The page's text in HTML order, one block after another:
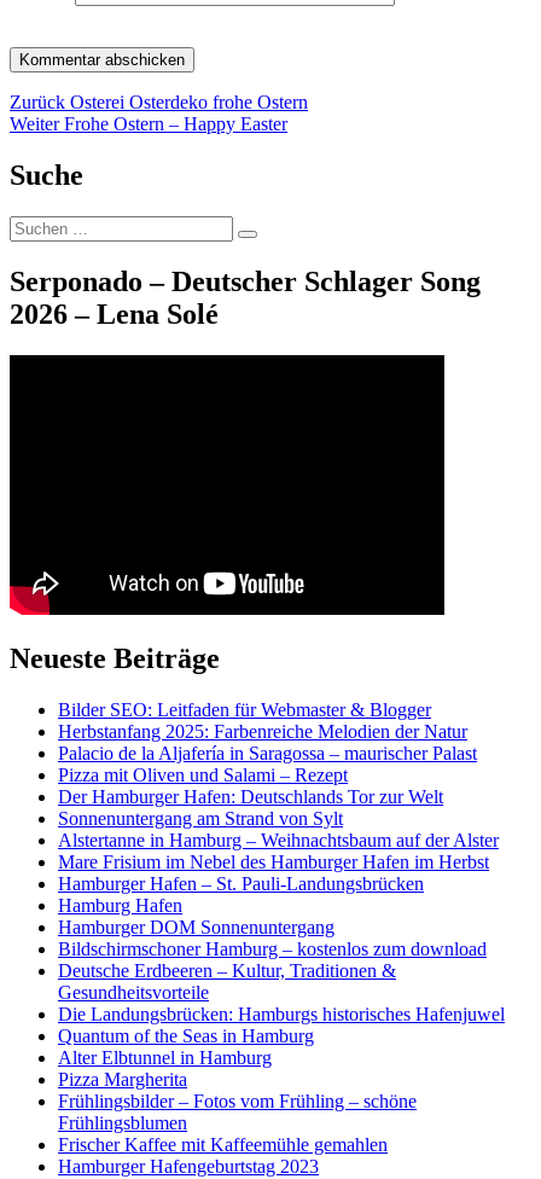
Beitragsnavigation
Zurück Vorheriger
Beitrag:
Osterei Osterdeko frohe Ostern
Weiter Nächster
Frohe Ostern – Happy Easter
Suche
Suche
nach:
Suchen
Serponado – Deutscher Schlager Song
2026 – Lena Solé
Neueste Beiträge
Bilder SEO: Leitfaden für Webmaster & Blogger
Herbstanfang 2025: Farbenreiche Melodien der Natur
Palacio de la Aljafería in Saragossa – maurischer Palast
Pizza mit Oliven und Salami – Rezept
Der Hamburger Hafen: Deutschlands Tor zur Welt
Sonnenuntergang am Strand von Sylt
Alstertanne in Hamburg – Weihnachtsbaum auf der Alster
Mare Frisium im Nebel des Hamburger Hafen im Herbst
Hamburger Hafen – St. Pauli-Landungsbrücken
Hamburg Hafen
Hamburger DOM Sonnenuntergang
Bildschirmschoner Hamburg – kostenlos zum download
Deutsche Erdbeeren – Kultur, Traditionen &
Gesundheitsvorteile
Die Landungsbrücken: Hamburgs historisches Hafenjuwel
Quantum of the Seas in Hamburg
Alter Elbtunnel in Hamburg
Pizza Margherita
Frühlingsbilder – Fotos vom Frühling – schöne
Frühlingsblumen
Frischer Kaffee mit Kaffeemühle gemahlen
Hamburger Hafengeburtstag 2023